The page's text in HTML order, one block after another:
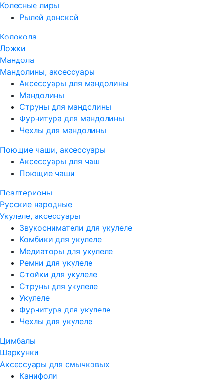
Колесные лиры
Рылей донской
Колокола
Ложки
Мандола
Мандолины, аксессуары
Аксессуары для мандолины
Мандолины
Струны для мандолины
Фурнитура для мандолины
Чехлы для мандолины
Поющие чаши, аксессуары
Аксессуары для чаш
Поющие чаши
Псалтерионы
Русские народные
Укулеле, аксессуары
Звукосниматели для укулеле
Комбики для укулеле
Медиаторы для укулеле
Ремни для укулеле
Стойки для укулеле
Струны для укулеле
Укулеле
Фурнитура для укулеле
Чехлы для укулеле
Цимбалы
Шаркунки
Аксессуары для смычковых
Канифоли